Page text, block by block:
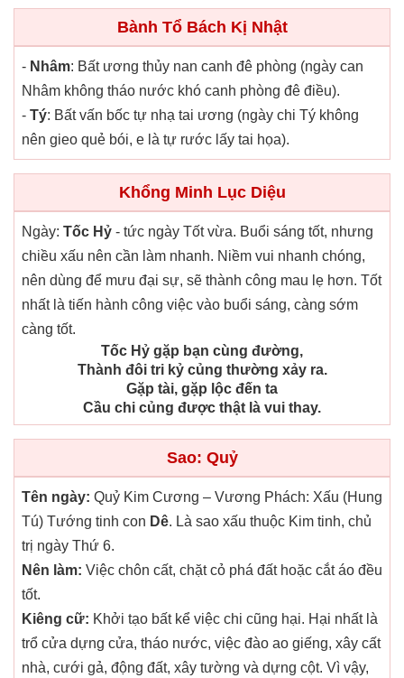
Bành Tổ Bách Kị Nhật
- Nhâm: Bất ương thủy nan canh đê phòng (ngày can
Nhâm không tháo nước khó canh phòng đê điều).
- Tý: Bất vấn bốc tự nhạ tai ương (ngày chi Tý không
nên gieo quẻ bói, e là tự rước lấy tai họa).
Khổng Minh Lục Diệu
Ngày: Tốc Hỷ - tức ngày Tốt vừa. Buổi sáng tốt, nhưng
chiều xấu nên cần làm nhanh. Niềm vui nhanh chóng,
nên dùng để mưu đại sự, sẽ thành công mau lẹ hơn. Tốt
nhất là tiến hành công việc vào buổi sáng, càng sớm
càng tốt.
Tốc Hỷ gặp bạn cùng đường,
Thành đôi tri kỷ củng thường xảy ra.
Gặp tài, gặp lộc đến ta
Cầu chi củng được thật là vui thay.
Sao: Quỷ
Tên ngày: Quỷ Kim Cương – Vương Phách: Xấu (Hung
Tú) Tướng tinh con Dê. Là sao xấu thuộc Kim tinh, chủ
trị ngày Thứ 6.
Nên làm: Việc chôn cất, chặt cỏ phá đất hoặc cắt áo đều
tốt.
Kiêng cữ: Khởi tạo bất kể việc chi cũng hại. Hại nhất là
trổ cửa dựng cửa, tháo nước, việc đào ao giếng, xây cất
nhà, cưới gả, động đất, xây tường và dựng cột. Vì vậy,